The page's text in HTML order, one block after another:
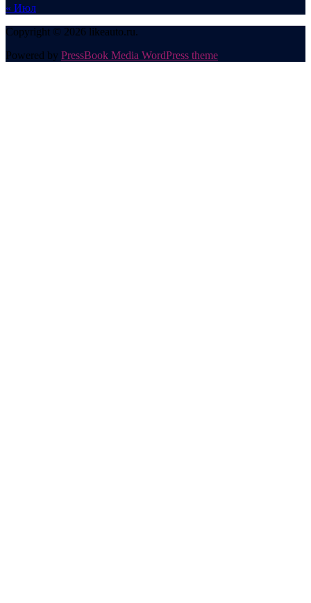
« Июл
Copyright © 2026 likeauto.ru.
Powered by PressBook Media WordPress theme